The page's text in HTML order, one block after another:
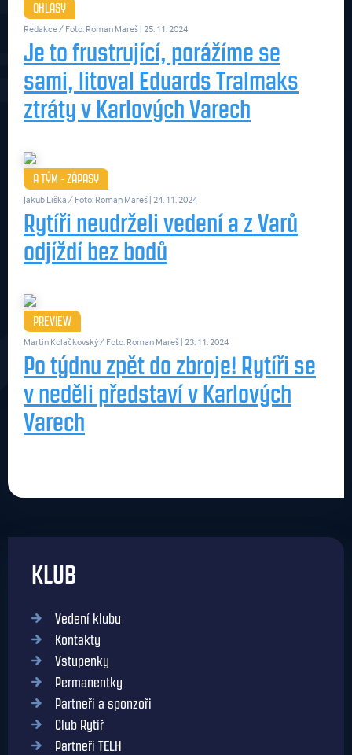
OHLASY
Redakce / Foto: Roman Mareš | 25. 11. 2024
Je to frustrující, porážíme se
sami, litoval Eduards Tralmaks
ztráty v Karlových Varech
A TÝM - ZÁPASY
Jakub Liška / Foto: Roman Mareš | 24. 11. 2024
Rytíři neudrželi vedení a z Varů
odjíždí bez bodů
PREVIEW
Martin Kolačkovský / Foto: Roman Mareš | 23. 11. 2024
Po týdnu zpět do zbroje! Rytíři se
v neděli představí v Karlových
Varech
KLUB
Vedení klubu
Kontakty
Vstupenky
Permanentky
Partneři a sponzoři
Club Rytíř
Partneři TELH